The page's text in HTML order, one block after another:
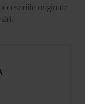
originale